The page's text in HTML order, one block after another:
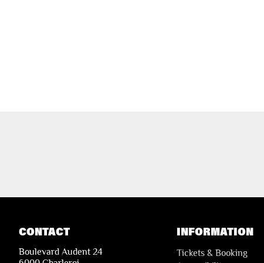
CONTACT
Boulevard Audent 24
INFORMATION
Tickets & Booking